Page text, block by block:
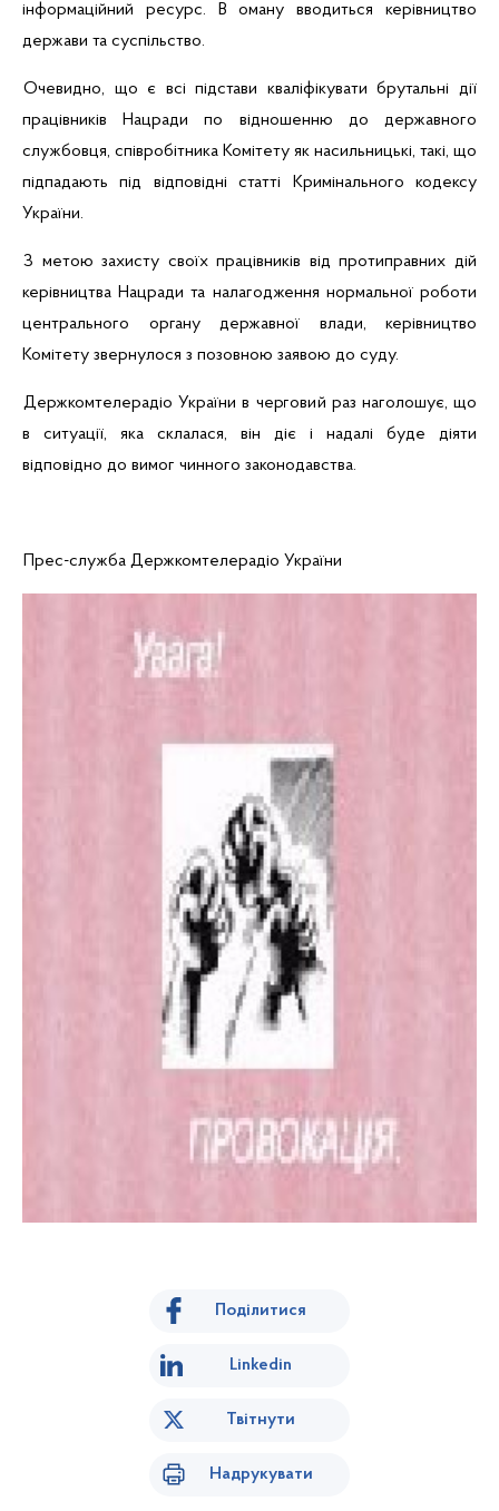
інформаційний ресурс. В оману вводиться керівництво
держави та суспільство.
Очевидно, що є всі підстави кваліфікувати брутальні дії
працівників
Нацради по відношенню до державного
службовця, співробітника Комітету як насильницькі, такі, що
підпадають під відповідні статті Кримінального кодексу
України.
З метою захисту своїх працівників від протиправних дій
керівництва Нацради та налагодження нормальної роботи
центрального органу державної влади, керівництво
Комітету звернулося з позовною заявою до суду.
Держкомтелерадіо України в черговий раз наголошує, що
в ситуації, яка склалася, він діє і надалі буде діяти
відповідно до вимог чинного законодавства.
Прес-служба Держкомтелерадіо України
Поділитися
Linkedin
Твітнути
Надрукувати